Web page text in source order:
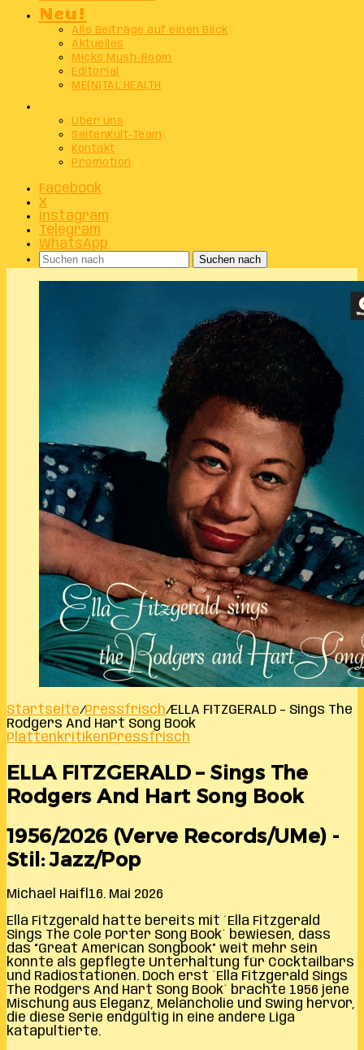
Neu!
Alle Beiträge auf einen Blick
Aktuelles
Micks Mush-Room
Editorial
ME(N)TAL HEALTH
Über uns
SaitenKult-Team
Kontakt
Promotion
Facebook
X
Instagram
Telegram
WhatsApp
Suchen nach
Startseite/Pressfrisch/ELLA FITZGERALD – Sings The
Rodgers And Hart Song Book
PlattenkritikenPressfrisch
ELLA FITZGERALD – Sings The
Rodgers And Hart Song Book
1956/2026 (Verve Records/UMe) -
Stil: Jazz/Pop
Michael Haifl 16. Mai 2026
Ella Fitzgerald hatte bereits mit ´Ella Fitzgerald
Sings The Cole Porter Song Book´ bewiesen, dass
das “Great American Songbook” weit mehr sein
konnte als gepflegte Unterhaltung für Cocktailbars
und Radiostationen. Doch erst ´Ella Fitzgerald Sings
The Rodgers And Hart Song Book´ brachte 1956 jene
Mischung aus Eleganz, Melancholie und Swing hervor,
die diese Serie endgültig in eine andere Liga
katapultierte.